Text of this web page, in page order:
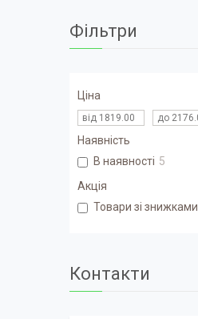
Фільтри
Ціна
Наявність
В наявності 5
Акція
Товари зі знижками
Контакти